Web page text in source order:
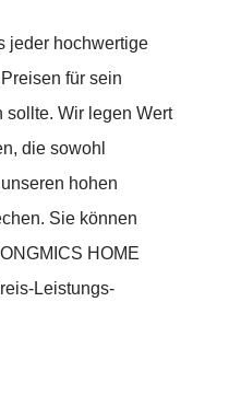
jeder hochwertige
für sein
sollte. Wir legen Wert
die sowohl
hohen
Sie können
HOME
Leistungs-